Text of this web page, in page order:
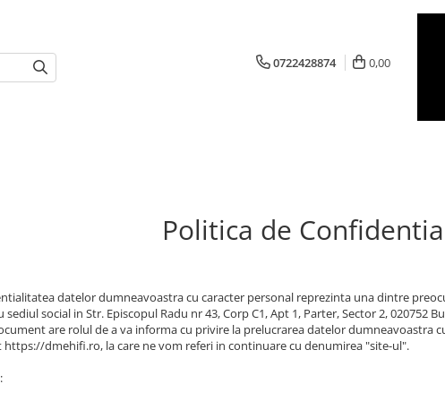
0722428874 0,00
Politica de
datelor dumneavoastra cu caracter personal reprezinta una dintre
sediul social in Str. Episcopul Radu nr 43, Corp C1, Apt 1, Parter, Sector 2,
are rolul de a va informa cu privire la prelucrarea datelor dumneavoastra
https://dmehifi.ro, la care ne vom referi in continuare cu denumirea "site-ul".